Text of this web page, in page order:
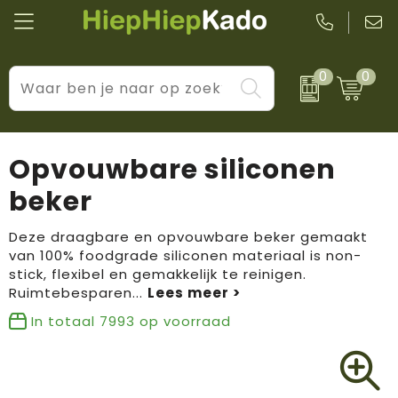
0 0
Kantoor & schrijfwaren
Wellness & verzorging
Tassen & reizen
Huis, tuin & keuken
Levensstijl
Prijs & impact
BIC
Boska
Brandflavours
Camelbak
Opvouwbare siliconen
beker
Deze draagbare en opvouwbare beker gemaakt
van 100% foodgrade siliconen materiaal is non-
stick, flexibel en gemakkelijk te reinigen.
Ruimtebesparen...
In totaal 7993 op voorraad